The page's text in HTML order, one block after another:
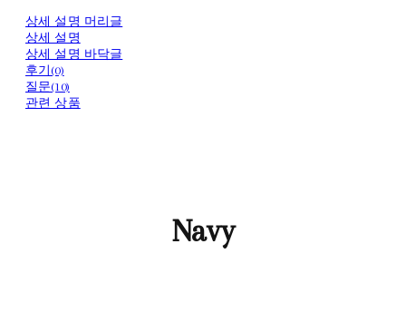
상세 설명 머리글
상세 설명
상세 설명 바닥글
후기(0)
질문(10)
관련 상품
Navy